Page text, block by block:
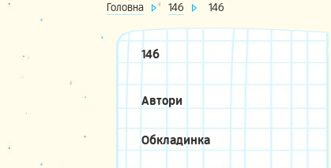
Головна 146 146
146
Автори
Обкладинка